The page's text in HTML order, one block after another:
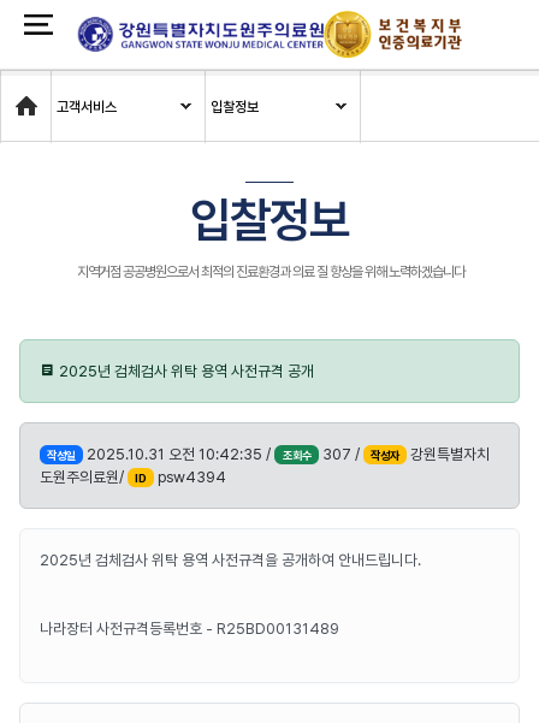
Home
고객서비스 입찰정보
입찰정보
지역거점 공공병원으로서 최적의 진료환경과 의료 질 향상을 위해 노력하겠습니다
2025년 검체검사 위탁 용역 사전규격 공개
작성일 2025.10.31 오전 10:42:35 / 조회수 307 / 작성자
강원특별자치
도원주의료원/
ID psw4394
2025년 검체검사 위탁 용역 사전규격을 공개하여 안내드립니다.
나라장터 사전규격등록번호 - R25BD00131489